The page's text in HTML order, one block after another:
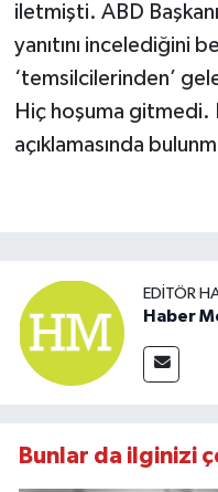
iletmişti. ABD
yanıtını incelediğini
‘temsilcilerinden’
Hiç hoşuma gitmedi.
açıklamasında
EDITÖR
Haber
Bunlar da ilginizi